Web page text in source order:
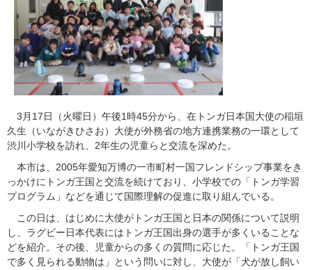
3月17日（火曜日）午後1時45分から、在トンガ日本国大使の稲垣
久生（いながきひさお）大使が外務省の地方連携業務の一環として
渋川小学校を訪れ、2年生の児童らと交流を深めた。
本市は、2005年愛知万博の一市町村一国フレンドシップ事業をき
っかけにトンガ王国と交流を続けており、小学校での「トンガ学習
プログラム」などを通じて国際理解の促進に取り組んでいる。
この日は、はじめに大使がトンガ王国と日本の関係について説明
し、ラグビー日本代表にはトンガ王国出身の選手が多くいることな
どを紹介。その後、児童からの多くの質問に応じた。「トンガ王国
で多く見られる動物は」という問いに対し、大使が「犬が放し飼い